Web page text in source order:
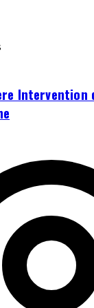
Intervention